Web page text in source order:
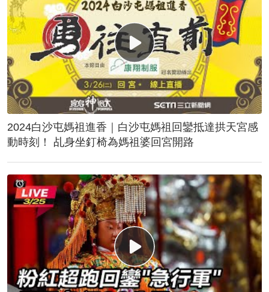
2024白沙屯媽祖進香｜白沙屯媽祖回鑾抵達拱天宮感
動時刻！ 乩身坐釘椅為媽祖婆回宮開路